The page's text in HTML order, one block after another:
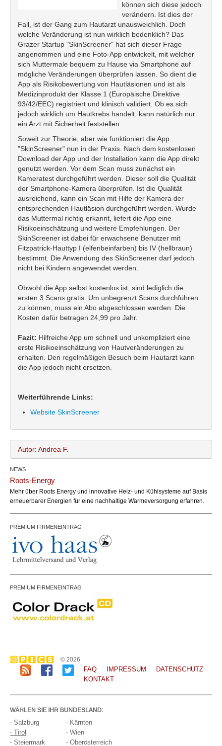
können sich diese jedoch
verändern. Ist dies der
Fall, ist der Gang zum Hautarzt unausweichlich. Doch
welche Veränderung ist nun wirklich bedenklich? Das
Grazer Startup "SkinScreener" hat sich dieser Frage
angenommen und eine Foto-App entwickelt, mit welcher
sich Muttermale bequem zu Hause via Smartphone auf
mögliche Veränderungen überprüfen lassen. So dient die
App als Risikobewertung von Hautläsionen und ist als
Medizinprodukt der Klasse 1 (Europäische Direktive
93/42/EEC) registriert und klinisch validiert. Ob es sich
jedoch wirklich um Hautkrebs handelt, kann natürlich nur
ein Arzt mit Sicherheit feststellen.
Soweit zur Theorie, aber wie funktioniert die App
"SkinScreener" nun in der Praxis. Nach dem kostenlosen
Download der App und der Installation kann die App direkt
genutzt werden. Vor dem Scan muss zunächst ein
Kameratest durchgeführt werden. Dieser soll die Qualität
der Smartphone-Kamera überprüfen. Ist die Qualität
ausreichend, kann ein Scan mit Hilfe der Kamera der
entsprechenden Hautläsion durchgeführt werden. Wurde
das Muttermal richtig erkannt, liefert die App eine
Risikoeinschätzung und weitere Empfehlungen. Der
SkinScreener ist dabei für erwachsene Benutzer mit
Fitzpatrick-Hauttyp I (elfenbeinfarben) bis IV (hellbraun)
bestimmt. Die Anwendung des SkinScreener darf jedoch
nicht bei Kindern angewendet werden.
Obwohl die App selbst kostenlos ist, sind lediglich die
ersten 3 Scans gratis. Um unbegrenzt Scans durchführen
zu können, muss ein Abo abgeschlossen werden. Die
Kosten dafür betragen 24,99 pro Jahr.
Fazit: Hilfreiche App um schnell und unkompliziert eine
erste Risikoeinschätzung von Hautveränderungen zu
erhalten. Den regelmäßigen Besuch beim Hautarzt kann
die App jedoch nicht ersetzen.
Weiterführende Links:
Website SkinScreener
Autor: Andrea F.
NEWS
Roots-Energy
Mehr über Roots Energy und innovative Heiz- und Kühlsysteme auf Basis
erneuerbarer Energien für eine nachhaltige Wärmeversorgung erfahren.
PREMIUM FIRMENEINTRAG
PREMIUM FIRMENEINTRAG
© 2026
FAQ IMPRESSUM
DATENSCHUTZ
KONTAKT
WÄHLEN SIE IHR BUNDESLAND:
- Salzburg
- Tirol
- Steiermark
- Kärnten
- Wien
- Oberösterreich